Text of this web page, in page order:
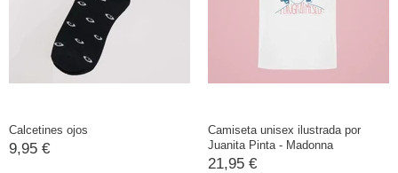
Calcetines ojos
9,95 €
Camiseta unisex ilustrada por
Juanita Pinta - Madonna
21,95 €